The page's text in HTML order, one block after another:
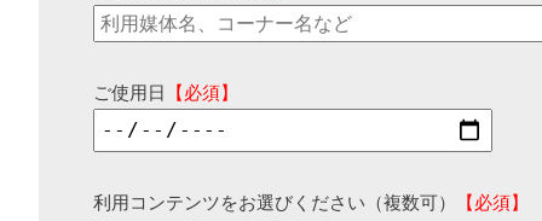
ご使用日 【必須】
利用コンテンツをお選びください（複数可）
【必須】